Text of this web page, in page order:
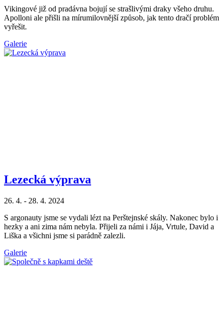
Vikingové již od pradávna bojují se strašlivými draky všeho druhu.
Apolloni ale přišli na mírumilovnější způsob, jak tento dračí problém
vyřešit.
Galerie
Lezecká výprava
26. 4. - 28. 4. 2024
S argonauty jsme se vydali lézt na Perštejnské skály. Nakonec bylo i
hezky a ani zima nám nebyla. Přijeli za námi i Jája, Vrtule, David a
Liška a všichni jsme si parádně zalezli.
Galerie